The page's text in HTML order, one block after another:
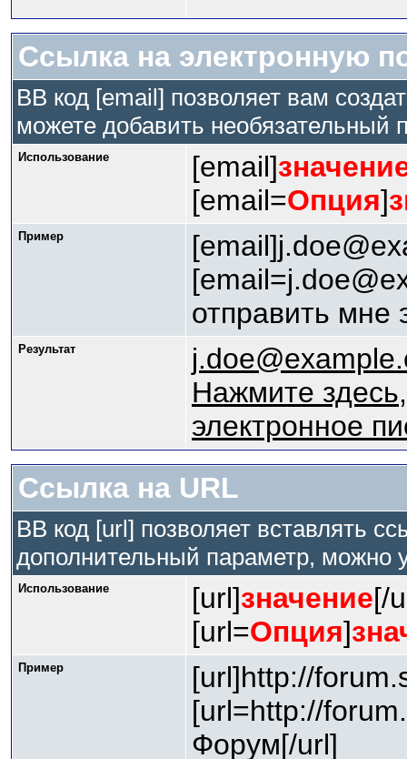
Ссылка на электронную
BB код [email] позволяет вам
можете добавить необязательный
Использование [email]
[email=Опция]
Пример
отправить мне
Результат
Нажмите
электронное
Ссылка на URL
BB код [url] позволяет вставлять
дополнительный параметр, можно
Использование [url]значение[/
[url=Опция]
Пример
[url]http://
[url=http://
Форум[/url]